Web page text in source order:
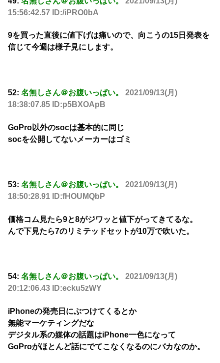
15:56:42.57 ID:/iPRO0bA
9を買った直後に値下げは痛いので、向こうの15日発表を
信じて今週は様子見にします。
52: 名無しさん＠お腹いっぱい。
2021/09/13(月)
18:38:07.85 ID:p5BXOApB
GoPro以外のsocは基本的に同じ
socを公開してないメーカーはゴミ
53: 名無しさん＠お腹いっぱい。
2021/09/13(月)
18:50:28.91 ID:fHOUMQbP
価格コム見たら9と8がジワッと値下がってきてるな。
んで下見たら7のリミテッドセットが10万で吹いた。
54: 名無しさん＠お腹いっぱい。
2021/09/13(月)
20:12:06.43 ID:ecku5zWY
iPhoneの発売日にぶつけてくるとか
無能マーケティングだな
デジタル系の媒体の話題はiPhone一色になって
GoProがほとんど話にでてこなくなるのにバカなのか。